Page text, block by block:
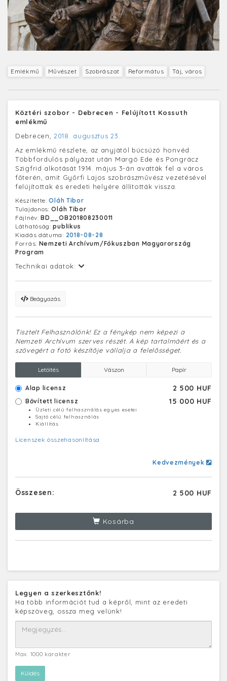
Emlékmű Művészet Szobrászat Református Táj, város
Köztéri szobor - Debrecen - Felújított Kossuth
emlékmű
Debrecen, 2018. augusztus 23.
Az emlékmű részlete, az anyjától búcsúzó honvéd.
Többfordulós pályázat után Margó Ede és Pongrácz
Szigfrid alkotását 1914. május 3-án avatták fel a város
főterén, amit Győrfi Lajos szobrászművész vezetésével
felújítottak és eredeti helyére állították vissza.
Készítette:Oláh Tibor
Tulajdonos:Oláh Tibor
Fájlnév:BD__OB201808230011
Láthatóság:publikus
Kiadás dátuma: 2018-08-28
Forrás: Nemzeti Archívum/Fókuszban Magyarország
Program
Technikai adatok:
Beágyazás
Tisztelt Felhasználónk! Ez a fénykép nem képezi a
Nemzeti Archívum szerves részét. A kép tartalmáért és a
szövegért a fotó készítője vállalja a felelősséget.
Letöltés Vászon Papír
Alap licensz 2 500 HUF
Bővített licensz 15 000 HUF
Üzleti célú felhasználás egyes esetei
Sajtó célú felhasználás
Kiállítás
Licenszek összehasonlítása
Kedvezmények
Összesen: 2 500 HUF
Kosárba
Legyen a szerkesztőnk!
Ha több információt tud a képről, mint az eredeti
képszöveg, ossza meg velünk!
Max. 1000 karakter